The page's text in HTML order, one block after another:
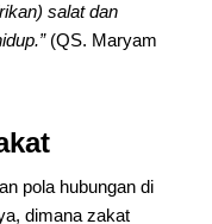
salat dan
(QS. Maryam
pola hubungan di
dimana zakat